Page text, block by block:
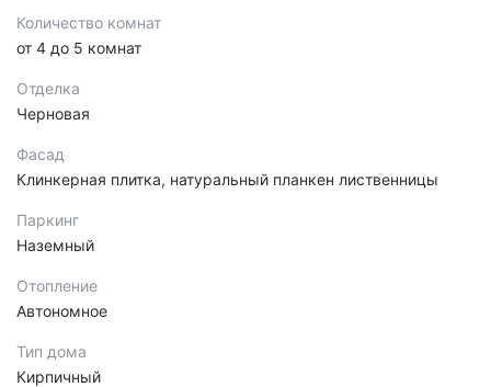
Количество комнат
от 4 до 5 комнат
Отделка
Черновая
Фасад
Клинкерная плитка, натуральный планкен лиственницы
Паркинг
Наземный
Отопление
Автономное
Тип дома
Кирпичный